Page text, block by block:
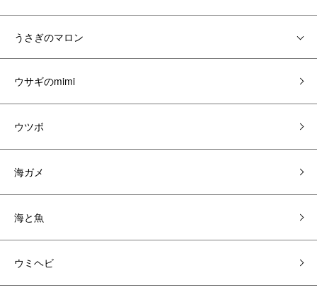
うさぎのマロン
ウサギのmimi
ウツボ
海ガメ
海と魚
ウミヘビ